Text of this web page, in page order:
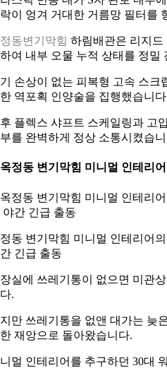
이 엉겨 거대한 거름망 필터를
동변기막힘 하림배관은 리지
여 내부 오물 누적 상태를 정밀
손상이 없는 피복형 고속 스크
역포획 인양술을 집행했습니
플렉스 샤프트 스케일링과 고
를 완벽하게 정상 소통시켰습
정동 변기막힘 미니멀 인테리
동 변기막힘 미니멀 인테리어
긴급 출동
실에 쓰레기통이 없으면 미관
.
만 쓰레기통을 없앤 대가는 늦
재앙으로 돌아왔습니다.
멀 인테리어를 추구하던 30대